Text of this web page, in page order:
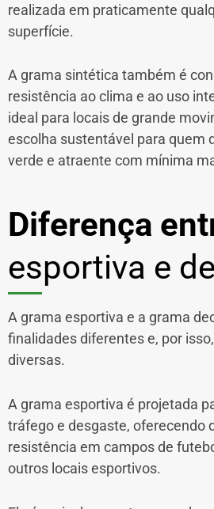
realizada em praticamente
superfície.
A grama sintética também é
resistência ao clima e ao uso
ideal para locais de grande
escolha sustentável para quem
verde e atraente com mínima
Diferença
esportiva e
A grama esportiva e a grama
finalidades diferentes e, por
diversas.
A grama esportiva é projetada
tráfego e desgaste, oferecendo
resistência em campos de
outros locais esportivos.